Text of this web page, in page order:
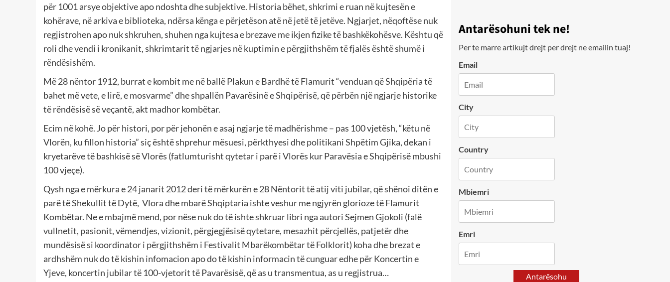
për 1001 arsye objektive apo ndoshta dhe subjektive. Historia bëhet, shkrimi e ruan në kujtesën e
kohërave, në arkiva e biblioteka, ndërsa kënga e përjetëson atë në jetë të jetëve. Ngjarjet, nëqoftëse nuk
regjistrohen apo nuk shkruhen, shuhen nga kujtesa e brezave me ikjen fizike të bashkëkohësve. Kështu që
roli dhe vendi i kronikanit, shkrimtarit të ngjarjes në kuptimin e përgjithshëm të fjalës është shumë i
rëndësishëm.
Më 28 nëntor 1912, burrat e kombit me në ballë Plakun e Bardhë të Flamurit “venduan që Shqipëria të
bahet më vete, e lirë, e mosvarme” dhe shpallën Pavarësinë e Shqipërisë, që përbën një ngjarje historike
të rëndësisë së veçantë, akt madhor kombëtar.
Ecim në kohë. Jo për histori, por për jehonën e asaj ngjarje të madhërishme – pas 100 vjetësh, “këtu në
Vlorën, ku fillon historia” siç është shprehur mësuesi, përkthyesi dhe politikani Shpëtim Gjika, dekan i
kryetarëve të bashkisë së Vlorës (fatlumturisht qytetar i parë i Vlorës kur Paravësia e Shqipërisë mbushi
100 vjeçe).
Qysh nga e mërkura e 24 janarit 2012 deri të mërkurën e 28 Nëntorit të atij viti jubilar, që shënoi ditën e
parë të Shekullit të Dytë, Vlora dhe mbarë Shqiptaria ishte veshur me ngjyrën glorioze të Flamurit
Kombëtar. Ne e mbajmë mend, por nëse nuk do të ishte shkruar libri nga autori Sejmen Gjokoli (falë
vullnetit, pasionit, vëmendjes, vizionit, përgjegjësisë qytetare, mesazhit përcjellës, patjetër dhe
mundësisë si koordinator i përgjithshëm i Festivalit Mbarëkombëtar të Folklorit) koha dhe brezat e
ardhshëm nuk do të kishin infomacion apo do të kishin informacin të cunguar edhe për Koncertin e
Yjeve, koncertin jubilar të 100-vjetorit të Pavarësisë, që as u transmentua, as u regjistrua…
Antarësohuni tek ne!
Per te marre artikujt drejt per drejt ne emailin tuaj!
Email
City
Country
Mbiemri
Emri
Antarësohu